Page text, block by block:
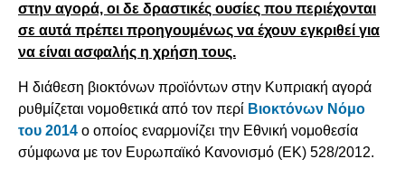
στην αγορά, οι δε δραστικές ουσίες που περιέχονται
σε αυτά πρέπει προηγουμένως να έχουν εγκριθεί για
να είναι ασφαλής η χρήση τους.
Η διάθεση βιοκτόνων προϊόντων στην Κυπριακή αγορά
ρυθμίζεται νομοθετικά από τον περί Βιοκτόνων Νόμο
του 2014 ο οποίος εναρμονίζει την Εθνική νομοθεσία
σύμφωνα με τον Ευρωπαϊκό Κανονισμό (ΕΚ) 528/2012.